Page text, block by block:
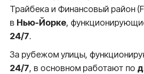
Трайбека и Финансовый район
в Нью-Йорке,
24/7.
За рубежом улицы,
24/7, в основном работают по